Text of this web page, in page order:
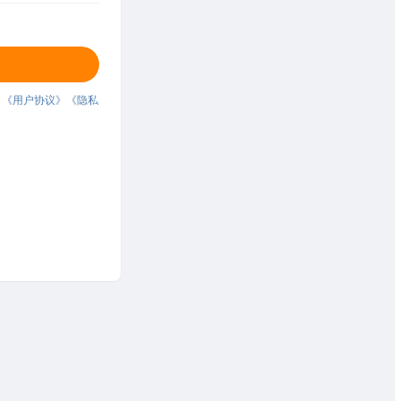
《用户协议》
《隐私